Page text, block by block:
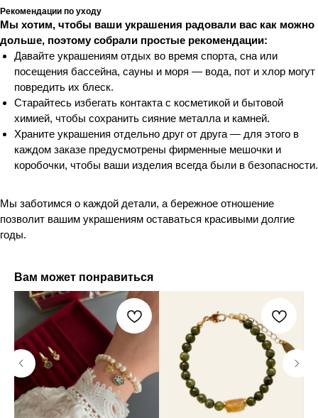
Рекомендации по уходу
Мы хотим, чтобы ваши украшения радовали вас как можно
дольше, поэтому собрали простые рекомендации:
Давайте украшениям отдых во время спорта, сна или
посещения бассейна, сауны и моря — вода, пот и хлор могут
повредить их блеск.
Старайтесь избегать контакта с косметикой и бытовой
химией, чтобы сохранить сияние металла и камней.
Храните украшения отдельно друг от друга — для этого в
каждом заказе предусмотрены фирменные мешочки и
коробочки, чтобы ваши изделия всегда были в безопасности.
Мы заботимся о каждой детали, а бережное отношение
позволит вашим украшениям оставаться красивыми долгие
годы.
Вам может понравиться